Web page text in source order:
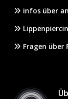
infos über
Fragen über